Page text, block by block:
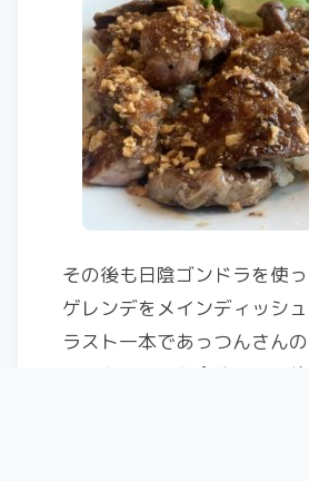
その後も日陰ゴンドラを使
ゲレンデをメインディッシュ
ラスト一本であっつんさんの
のんちゃんとも合流して最